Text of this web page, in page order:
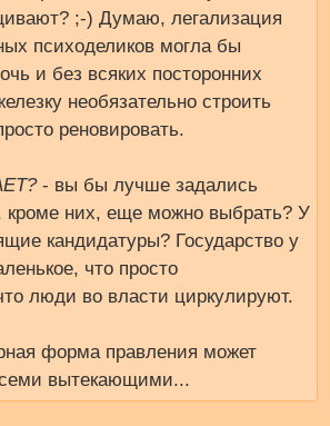
;-) Думаю, легализация
психоделиков могла бы
и без всяких посторонних
необязательно строить
реновировать.
- вы бы лучше задались
кроме них, еще можно выбрать? У
кандидатуры? Государство у
что просто
люди во власти циркулируют.
форма правления может
вытекающими...